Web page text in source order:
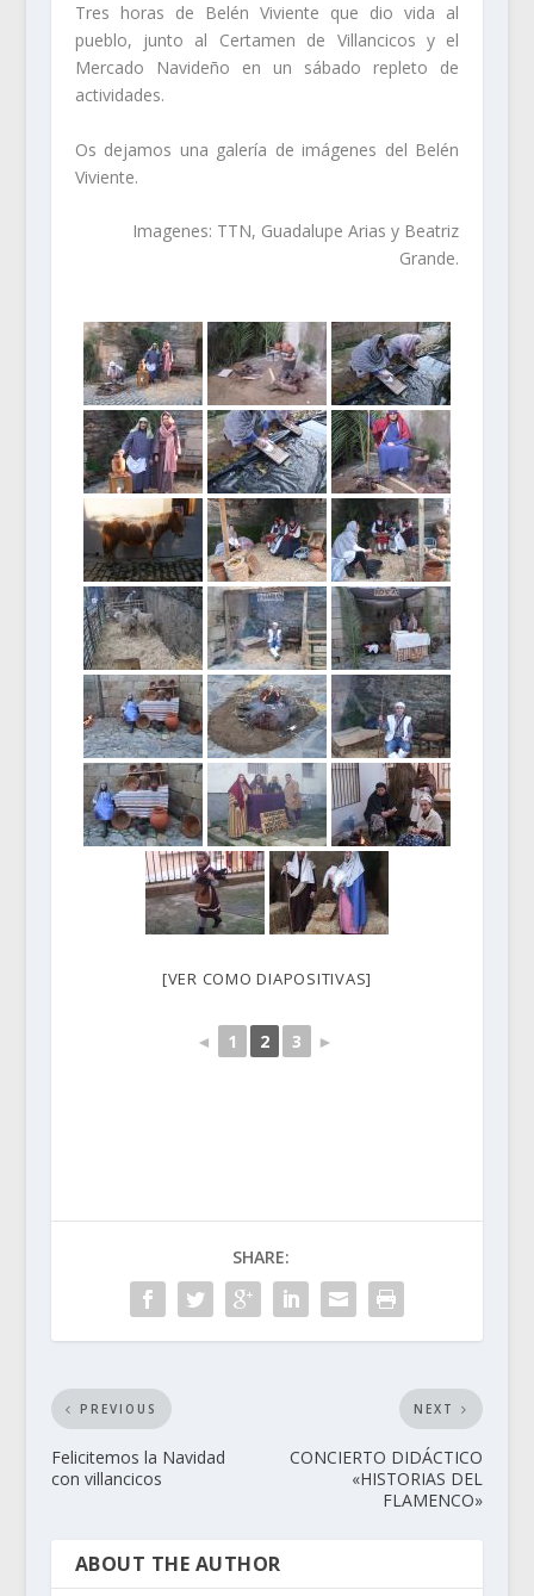
Tres horas de Belén Viviente que dio vida al
pueblo, junto al Certamen de Villancicos y el
Mercado Navideño en un sábado repleto de
actividades.
Os dejamos una galería de imágenes del Belén
Viviente.
Imagenes: TTN, Guadalupe Arias y Beatriz
Grande.
[VER COMO DIAPOSITIVAS]
◄ 1 2 3 ►
SHARE:
PREVIOUS
Felicitemos la Navidad
con villancicos
NEXT
CONCIERTO DIDÁCTICO
«HISTORIAS DEL
FLAMENCO»
ABOUT THE AUTHOR